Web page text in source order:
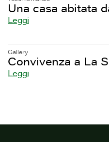
Una casa abitata
Leggi
Gallery
Convivenza a La
Leggi